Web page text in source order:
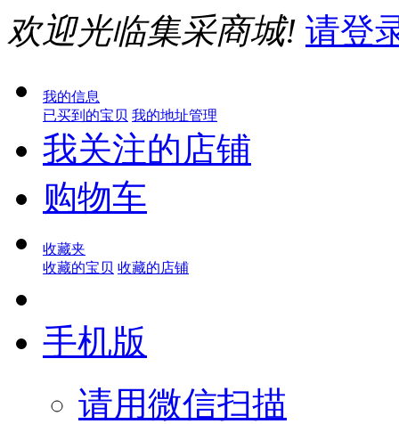
欢迎光临集采商城! 请登
我的信息
已买到的宝贝 我的地址管理
我关注的店铺
购物车
收藏夹
收藏的宝贝 收藏的店铺
手机版
请用微信扫描